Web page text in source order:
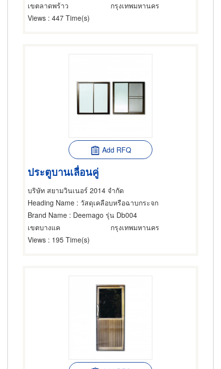
เขตลาดพร้าว
กรุงเทพมหานคร
Views : 447 Time(s)
Add RFQ
ประตูบานเลื่อนคู่
บริษัท สยามวินเนอร์ 2014 จำกัด
Heading Name : วัสดุเคลือบหรือฉาบกระจก
Brand Name : Deemago รุ่น Db004
เขตบางแค
กรุงเทพมหานคร
Views : 195 Time(s)